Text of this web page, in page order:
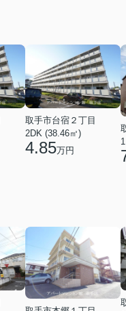
取手市台宿２丁目
2DK (38.46㎡)
4.85万円